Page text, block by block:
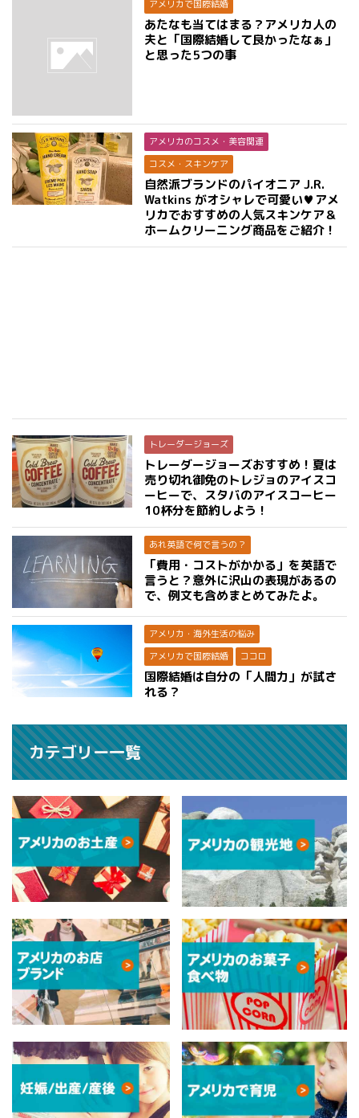
アメリカで国際結婚
あたなも当てはまる？アメリカ人の
夫と「国際結婚して良かったなぁ」
と思った5つの事
アメリカのコスメ・美容関連
コスメ・スキンケア
自然派ブランドのパイオニア J.R.
Watkins がオシャレで可愛い♥アメ
リカでおすすめの人気スキンケア＆
ホームクリーニング商品をご紹介！
トレーダージョーズ
トレーダージョーズおすすめ！夏は
売り切れ御免のトレジョのアイスコ
ーヒーで、スタバのアイスコーヒー
10杯分を節約しよう！
あれ英語で何で言うの？
「費用・コストがかかる」を英語で
言うと？意外に沢山の表現があるの
で、例文も含めまとめてみたよ。
アメリカ・海外生活の悩み
アメリカで国際結婚
ココロ
国際結婚は自分の「人間力」が試さ
れる？
カテゴリー一覧